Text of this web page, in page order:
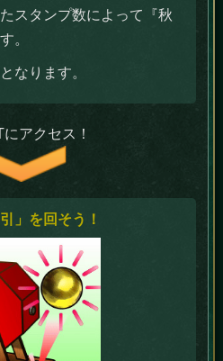
スタンプ数によって『秋
。
なります。
アクセス！
」を回そう！